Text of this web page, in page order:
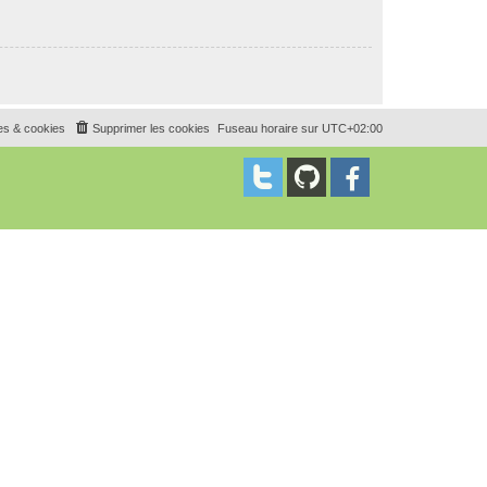
Fuseau horaire sur UTC+02:00
Supprimer les cookies
& cookies